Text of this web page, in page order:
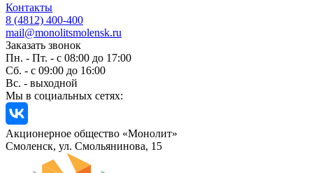
Контакты
8 (4812) 400-400
mail@monolitsmolensk.ru
Заказать звонок
Пн. - Пт. - с 08:00 до 17:00
Сб. - с 09:00 до 16:00
Вс. - выходной
Мы в социальных сетях:
Акционерное общество «Монолит»
Смоленск, ул. Смольянинова, 15